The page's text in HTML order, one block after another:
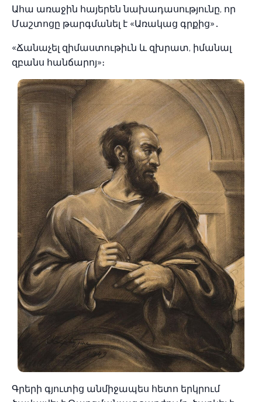
Ահա առաջին հայերեն նախադասությունը, որ
Մաշտոցը թարգմանել է «Առակաց գրքից»․
«Ճանաչել զիմաստութիւն և զխրատ, իմանալ
զբանս հանճարոյ»։
Գրերի գյուտից անմիջապես հետո երկրում